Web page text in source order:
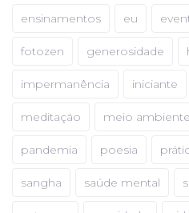
ensinamentos eu
fotozen generosidade
impermanência iniciante
meditação meio ambiente
pandemia poesia
sangha saúde mental